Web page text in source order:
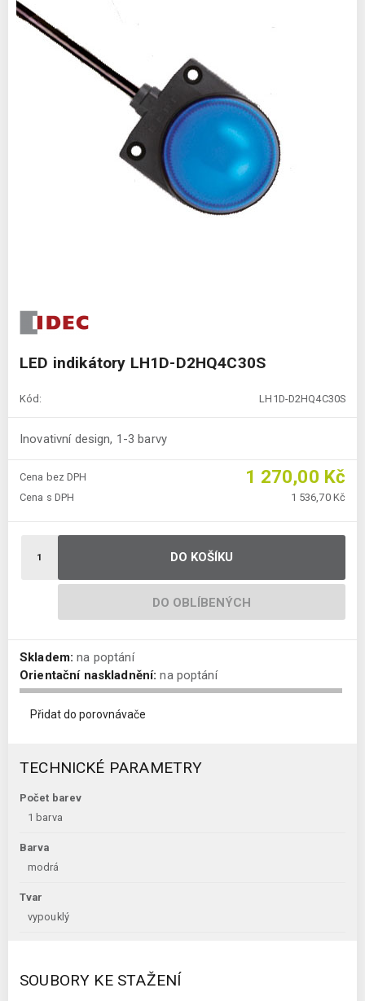
LED indikátory LH1D-D2HQ4C30S
Kód: LH1D-D2HQ4C30S
Inovativní design, 1-3 barvy
Cena bez DPH 1 270,00 Kč
Cena s DPH 1 536,70 Kč
DO KOŠÍKU
DO OBLÍBENÝCH
Skladem: na poptání
Orientační naskladnění: na poptání
Přidat do porovnávače
TECHNICKÉ PARAMETRY
Počet barev
1 barva
Barva
modrá
Tvar
vypouklý
SOUBORY KE STAŽENÍ